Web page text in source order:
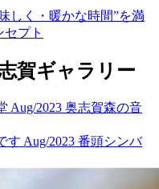
しく・暖かな時間”を満
プト
賀ギャラリー
Aug/2023 奥志賀森の音
Aug/2023 番頭シンバ